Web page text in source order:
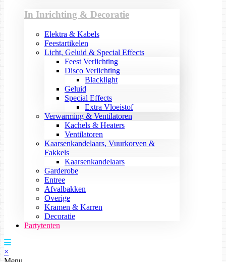
In Inrichting & Decoratie
Elektra & Kabels
Feestartikelen
Licht, Geluid & Special Effects
Feest Verlichting
Disco Verlichting
Blacklight
Geluid
Special Effects
Extra Vloeistof
Verwarming & Ventilatoren
Kachels & Heaters
Ventilatoren
Kaarsenkandelaars, Vuurkorven &
Fakkels
Kaarsenkandelaars
Garderobe
Entree
Afvalbakken
Overige
Kramen & Karren
Decoratie
Partytenten
×